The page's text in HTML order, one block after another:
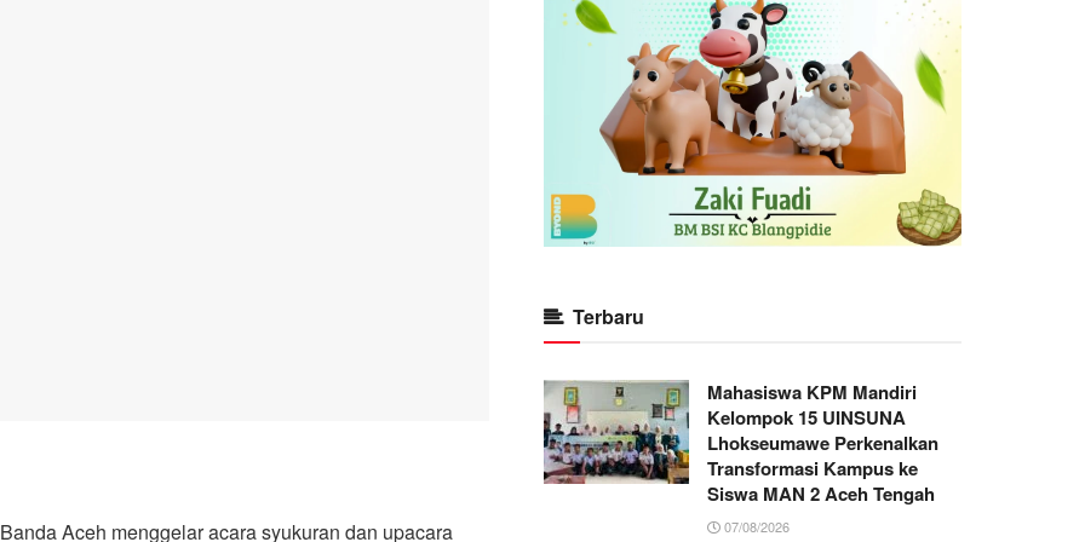
Aceh menggelar acara syukuran dan upacara
Terbaru
Mahasiswa KPM Mandiri
Kelompok 15 UINSUNA
Lhokseumawe Perkenalkan
Transformasi Kampus ke
Siswa MAN 2 Aceh Tengah
07/08/2026